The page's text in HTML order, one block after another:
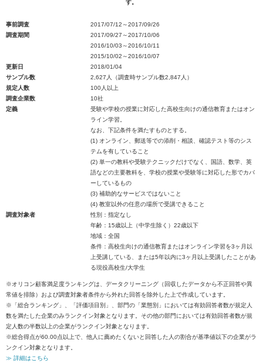
す。
事前調査
2017/07/12～2017/09/26
調査期間
2017/09/27～2017/10/06
2016/10/03～2016/10/11
2015/10/02～2016/10/07
更新日
2018/01/04
サンプル数
2,627人（調査時サンプル数2,847人）
規定人数
100人以上
調査企業数
10社
定義
受験や学校の授業に対応した高校生向けの通信教育またはオン
ライン学習。
なお、下記条件を満たすものとする。
(1) オンライン、郵送等での添削・相談、確認テスト等のシス
テムを有していること
(2) 単一の教科や受験テクニックだけでなく、国語、数学、英
語などの主要教科を、学校の授業や受験等に対応した形でカバ
ーしているもの
(3) 補助的なサービスではないこと
(4) 教室以外の任意の場所で受講できること
調査対象者
性別：指定なし
年齢：15歳以上（中学生除く）22歳以下
地域：全国
条件：高校生向けの通信教育またはオンライン学習を3ヶ月以
上受講している、または5年以内に3ヶ月以上受講したことがあ
る現役高校生/大学生
※オリコン顧客満足度ランキングは、データクリーニング（回収したデータから不正回答や異
常値を排除）および調査対象者条件から外れた回答を除外した上で作成しています。
※「総合ランキング」、「評価項目別」、部門の「業態別」においては有効回答者数が規定人
数を満たした企業のみランクイン対象となります。その他の部門においては有効回答者数が規
定人数の半数以上の企業がランクイン対象となります。
※総合得点が60.00点以上で、他人に薦めたくないと回答した人の割合が基準値以下の企業がラ
ンクイン対象となります。
≫ 詳細はこちら